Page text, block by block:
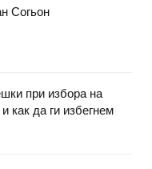
Согьон
при избора на
как да ги избегнем